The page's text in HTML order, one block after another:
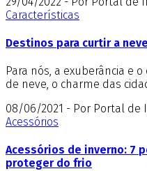
Características
Destinos para curtir a
Para nós, a exuberância e
de neve, o charme das
08/06/2021 - Por Portal de
Acessórios
Acessórios de inverno: 7
proteger do frio